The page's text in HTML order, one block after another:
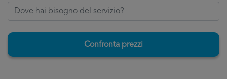
Confronta prezzi